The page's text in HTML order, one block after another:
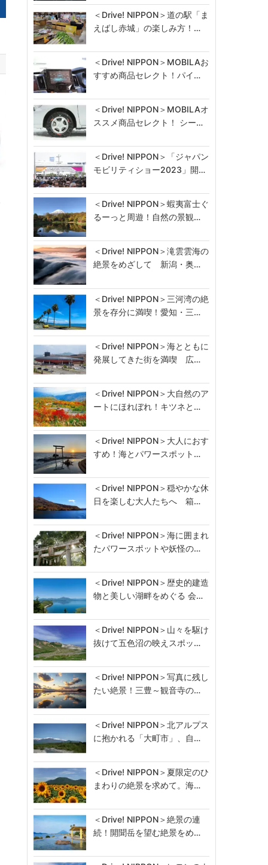
＜Drive! NIPPON＞道の駅「ま
えばし赤城」の楽しみ方！…
＜Drive! NIPPON＞MOBILAお
すすめ商品セレクト！パイ…
＜Drive! NIPPON＞MOBILAオ
ススメ商品セレクト！ シー…
＜Drive! NIPPON＞「ジャパン
モビリティショー2023」開…
＜Drive! NIPPON＞蝦夷富士ぐ
るーっと周遊！自然の景観…
＜Drive! NIPPON＞滝雲雲海の
絶景をめざして 新潟・奥…
＜Drive! NIPPON＞三河湾の絶
景を存分に満喫！愛知・三…
＜Drive! NIPPON＞海とともに
発展してきた街を満喫 広…
＜Drive! NIPPON＞大自然のア
ートにほれぼれ！キツネと…
＜Drive! NIPPON＞大人におす
すめ！海とパワースポット…
＜Drive! NIPPON＞穏やかな休
日を楽しむ大人たちへ 箱…
＜Drive! NIPPON＞海に囲まれ
たパワースポットや妖怪の…
＜Drive! NIPPON＞歴史的建造
物と美しい湖畔をめぐる 会…
＜Drive! NIPPON＞山々を駆け
抜けて五色沼の映えスポッ…
＜Drive! NIPPON＞写真に残し
たい絶景！三豊～観音寺の…
＜Drive! NIPPON＞北アルプス
に抱かれる「大町市」、自…
＜Drive! NIPPON＞夏限定のひ
まわりの絶景を求めて。海…
＜Drive! NIPPON＞絶景の連
続！開聞岳を望む絶景をめ…